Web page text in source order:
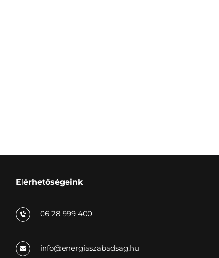
Elérhetőségeink
06 28 999 400
info@energiaszabadsag.hu